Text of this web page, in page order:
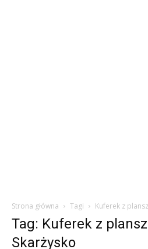
Strona główna Tagi Kuferek z
Tag: Kuferek z
Skarżysko